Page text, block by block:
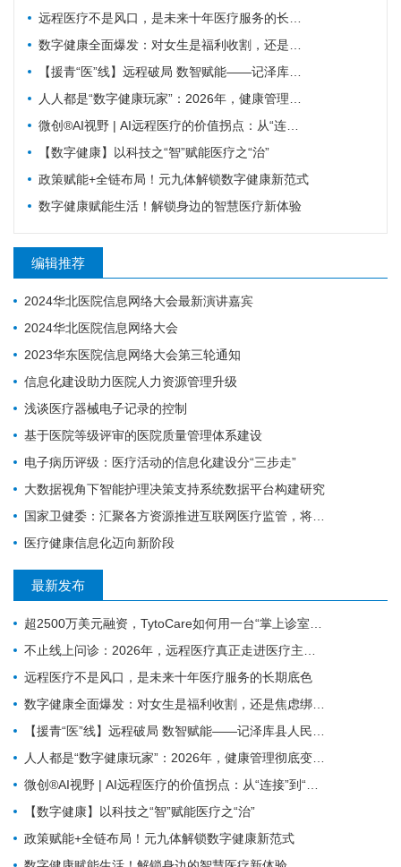
远程医疗不是风口，是未来十年医疗服务的长期底色
数字健康全面爆发：对女生是福利收割，还是焦虑绑架？
【援青“医”线】远程破局 数智赋能——记泽库县人民医院构建远程医疗体系筑牢高原健康防线
人人都是“数字健康玩家”：2026年，健康管理彻底变天了
微创®AI视野 | AI远程医疗的价值拐点：从“连接”到“理解”MicroPort微创动态
【数字健康】以科技之“智”赋能医疗之“治”
政策赋能+全链布局！元九体解锁数字健康新范式
数字健康赋能生活！解锁身边的智慧医疗新体验
编辑推荐
2024华北医院信息网络大会最新演讲嘉宾
2024华北医院信息网络大会
2023华东医院信息网络大会第三轮通知
信息化建设助力医院人力资源管理升级
浅谈医疗器械电子记录的控制
基于医院等级评审的医院质量管理体系建设
电子病历评级：​医疗活动的信息化建设分“三步走”
大数据视角下智能护理决策支持系统数据平台构建研究
国家卫健委：汇聚各方资源推进互联网医疗监管，将建全国统一的电子健康档案
医疗健康信息化迈向新阶段
最新发布
超2500万美元融资，TytoCare如何用一台“掌上诊室”重塑远程医疗
不止线上问诊：2026年，远程医疗真正走进医疗主赛道
远程医疗不是风口，是未来十年医疗服务的长期底色
数字健康全面爆发：对女生是福利收割，还是焦虑绑架？
【援青“医”线】远程破局 数智赋能——记泽库县人民医院构建远程医疗体系筑牢高原健康防线
人人都是“数字健康玩家”：2026年，健康管理彻底变天了
微创®AI视野 | AI远程医疗的价值拐点：从“连接”到“理解”MicroPort微创动态
【数字健康】以科技之“智”赋能医疗之“治”
政策赋能+全链布局！元九体解锁数字健康新范式